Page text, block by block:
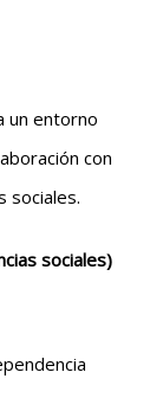
un entorno
con
sociales.
sociales)